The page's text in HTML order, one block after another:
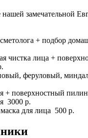
нашей замечательной
+ подбор
чистка лица +
феруловый,
+ поверхностный
3000 р.
для лица 500 р.